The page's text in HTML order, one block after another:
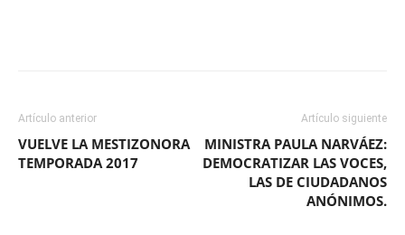
Artículo anterior
VUELVE LA MESTIZONORA
TEMPORADA 2017
Artículo siguiente
MINISTRA PAULA NARVÁEZ:
DEMOCRATIZAR LAS VOCES,
LAS DE CIUDADANOS
ANÓNIMOS.